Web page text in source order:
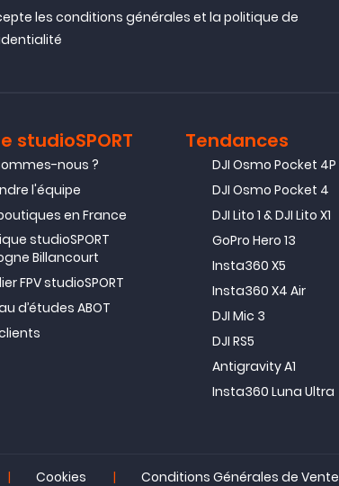
lesconditions générales et lapolitique de
studioSPORT
nous ?
l'équipe
en France
studioSPORT
Billancourt
FPV studioSPORT
d’études ABOT
Tendances
DJI Osmo Pocket 4P
DJI Osmo Pocket 4
DJI Lito 1 & DJI Lito X1
GoPro Hero 13
Insta360 X5
Insta360 X4 Air
DJI Mic 3
DJI RS5
Antigravity A1
Insta360 Luna Ultra
| Cookies | Conditions Générales de Vente